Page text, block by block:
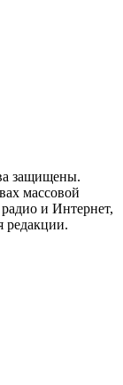
защищены.
массовой
и Интернет,
редакции.